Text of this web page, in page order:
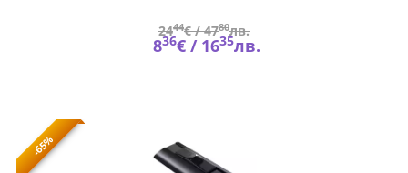
2444€ /4780лв.
836€ / 1635лв.
-65%